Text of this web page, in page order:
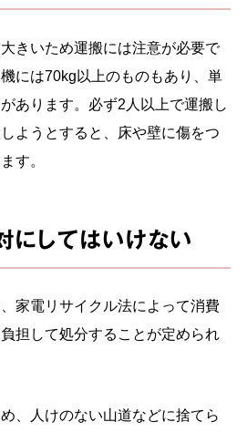
きいため運搬には注意が必要で
には70kg以上のものもあり、単
あります。必ず2人以上で運搬し
ようとすると、床や壁に傷をつ
す。
にしてはいけない
家電リサイクル法によって消費
担して処分することが定められ
、人けのない山道などに捨てら